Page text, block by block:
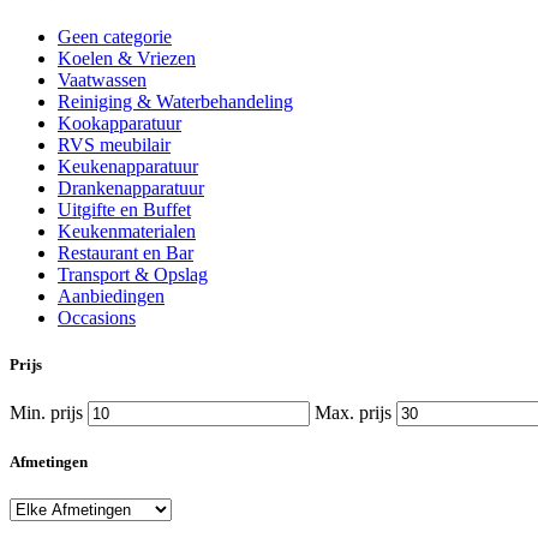
Geen categorie
Koelen & Vriezen
Vaatwassen
Reiniging & Waterbehandeling
Kookapparatuur
RVS meubilair
Keukenapparatuur
Drankenapparatuur
Uitgifte en Buffet
Keukenmaterialen
Restaurant en Bar
Transport & Opslag
Aanbiedingen
Occasions
Prijs
Min. prijs Max. prijs
Afmetingen